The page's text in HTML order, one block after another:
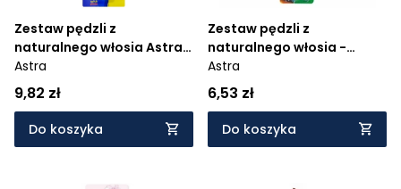
Zestaw pędzli z
naturalnego włosia Astra,
3+1 szt
Astra
9,82 zł
Do koszyka
Zestaw pędzli z
naturalnego włosia -
Astrino
Astra
6,53 zł
Do koszyka